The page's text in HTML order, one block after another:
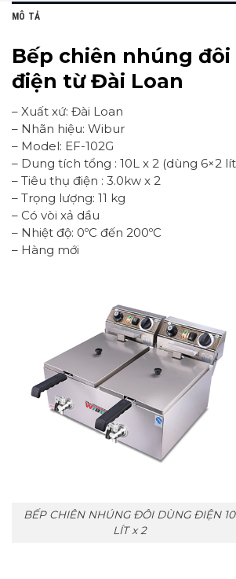
MÔ TẢ
Bếp chiên nhúng đôi
điện từ Đài Loan
– Xuất xứ: Đài Loan
– Nhãn hiệu: Wibur
– Model: EF-102G
– Dung tích tổng : 10L x 2 (dùng 6×2
– Tiêu thụ điện : 3.0kw x 2
– Trọng lượng: 11 kg
– Có vòi xả dầu
– Nhiệt độ: 0ºC đến 200ºC
– Hàng mới
BẾP CHIÊN NHÚNG ĐÔI DÙNG ĐIỆN 10
LÍT x 2